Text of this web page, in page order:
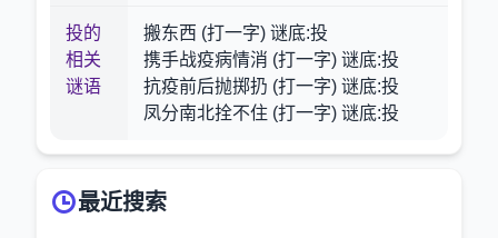
投的
相关
谜语
搬东西 (打一字) 谜底:投
携手战疫病情消 (打一字) 谜底:投
抗疫前后抛掷扔 (打一字) 谜底:投
凤分南北拴不住 (打一字) 谜底:投
最近搜索